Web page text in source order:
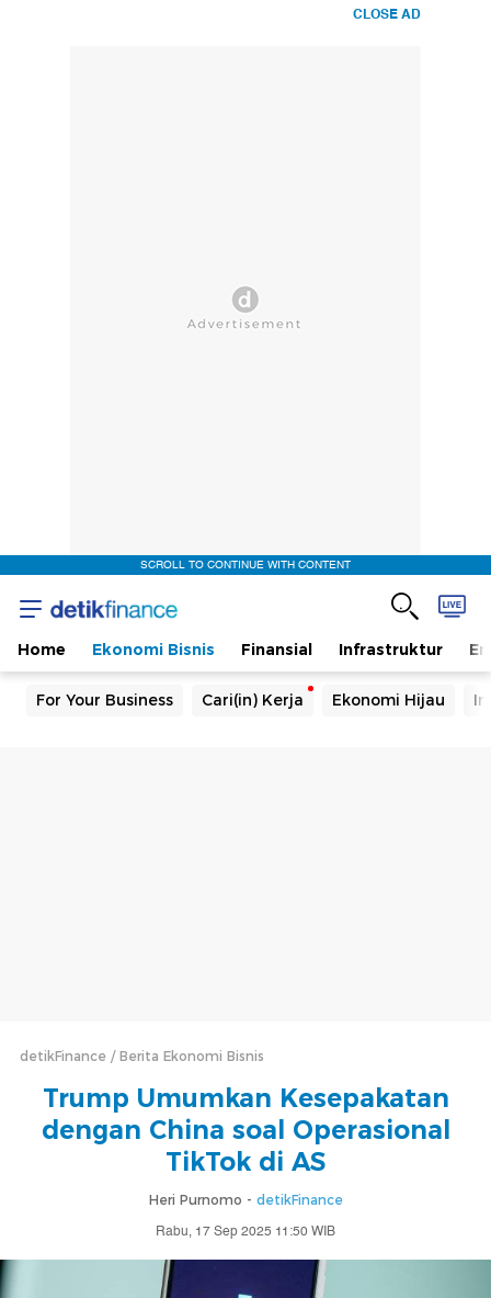
CLOSE AD
SCROLL TO CONTINUE WITH CONTENT
Home Ekonomi Bisnis Finansial Infrastruktur
For Your Business Cari(in) Kerja Ekonomi Hijau
detikFinance Berita Ekonomi Bisnis
Trump Umumkan Kesepakatan
dengan China soal Operasional
TikTok di AS
Heri Purnomo - detikFinance
Rabu, 17 Sep 2025 11:50 WIB